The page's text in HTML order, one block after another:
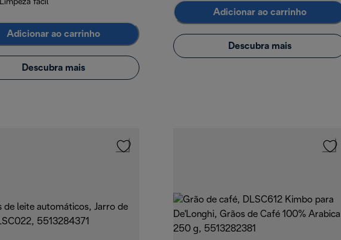
Limpeza fácil
Adicionar ao carrinho
Descubra mais
Adicionar ao carrinho
Descubra mais